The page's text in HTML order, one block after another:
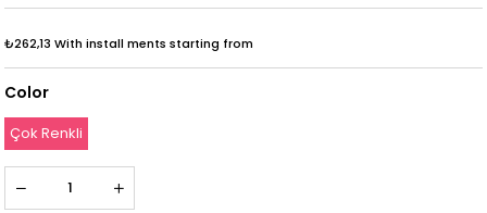
₺262,13 With install ments starting from
Color
Çok Renkli